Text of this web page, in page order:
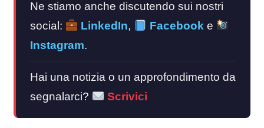
Ne stiamo anche discutendo sui nostri
social:
LinkedIn, Facebook e
Instagram.
Hai una notizia o un approfondimento da
segnalarci?
Scrivici